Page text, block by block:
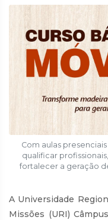
Com aulas
qualificar
fortalecer a geração
A Universidade
Missões (URI)